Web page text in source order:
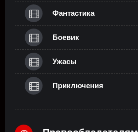
Фантастика
Боевик
Ужасы
Приключения